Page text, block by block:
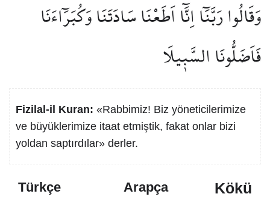
وَقَالُوا رَبَّنَٓا اِنَّٓا اَطَعْنَا سَادَتَنَا وَكُبَرَٓاءَنَا
فَاَضَلُّونَا السَّب۪يلَا
Fizilal-il Kuran: «Rabbimiz! Biz yöneticilerimize
ve büyüklerimize itaat etmiştik, fakat onlar bizi
yoldan saptırdılar» derler.
Türkçe Arapça Kökü